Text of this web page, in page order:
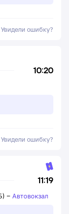
Увидели ошибку?
10:20
Увидели ошибку?
11:19
– Автовокзал